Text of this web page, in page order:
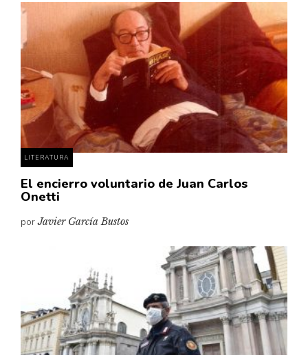
LITERATURA
El encierro voluntario de Juan Carlos
Onetti
porJavier García Bustos